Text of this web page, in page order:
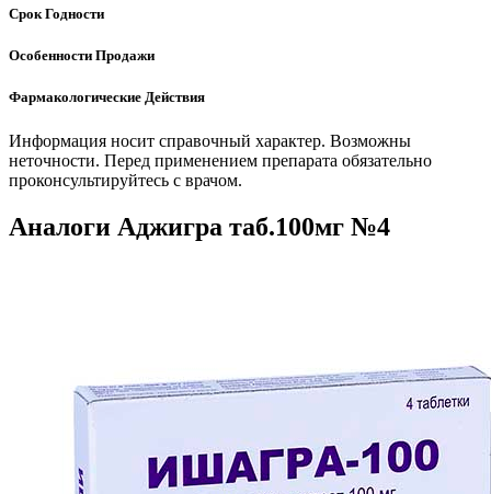
Срок Годности
Особенности Продажи
Фармакологические Действия
Информация носит справочный характер. Возможны
неточности. Перед применением препарата обязательно
проконсультируйтесь с врачом.
Аналоги Аджигра таб.100мг №4